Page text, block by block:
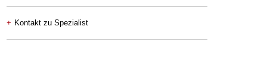
+ Kontakt zu Spezialist